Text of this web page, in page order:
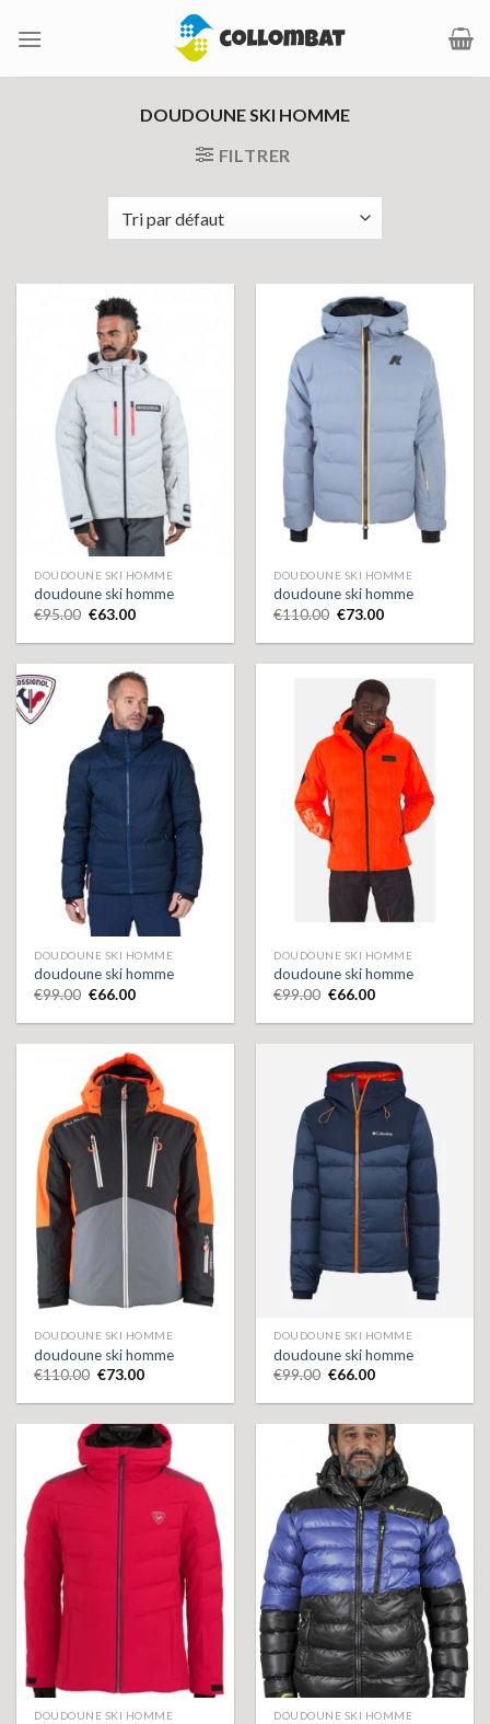
DOUDOUNE SKI HOMME
FILTRER
DOUDOUNE SKI HOMME
doudoune ski homme
€95.00 €63.00
DOUDOUNE SKI HOMME
doudoune ski homme
€110.00 €73.00
DOUDOUNE SKI HOMME
doudoune ski homme
€99.00 €66.00
DOUDOUNE SKI HOMME
doudoune ski homme
€99.00 €66.00
DOUDOUNE SKI HOMME
doudoune ski homme
€110.00 €73.00
DOUDOUNE SKI HOMME
doudoune ski homme
€99.00 €66.00
DOUDOUNE SKI HOMME DOUDOUNE SKI HOMME